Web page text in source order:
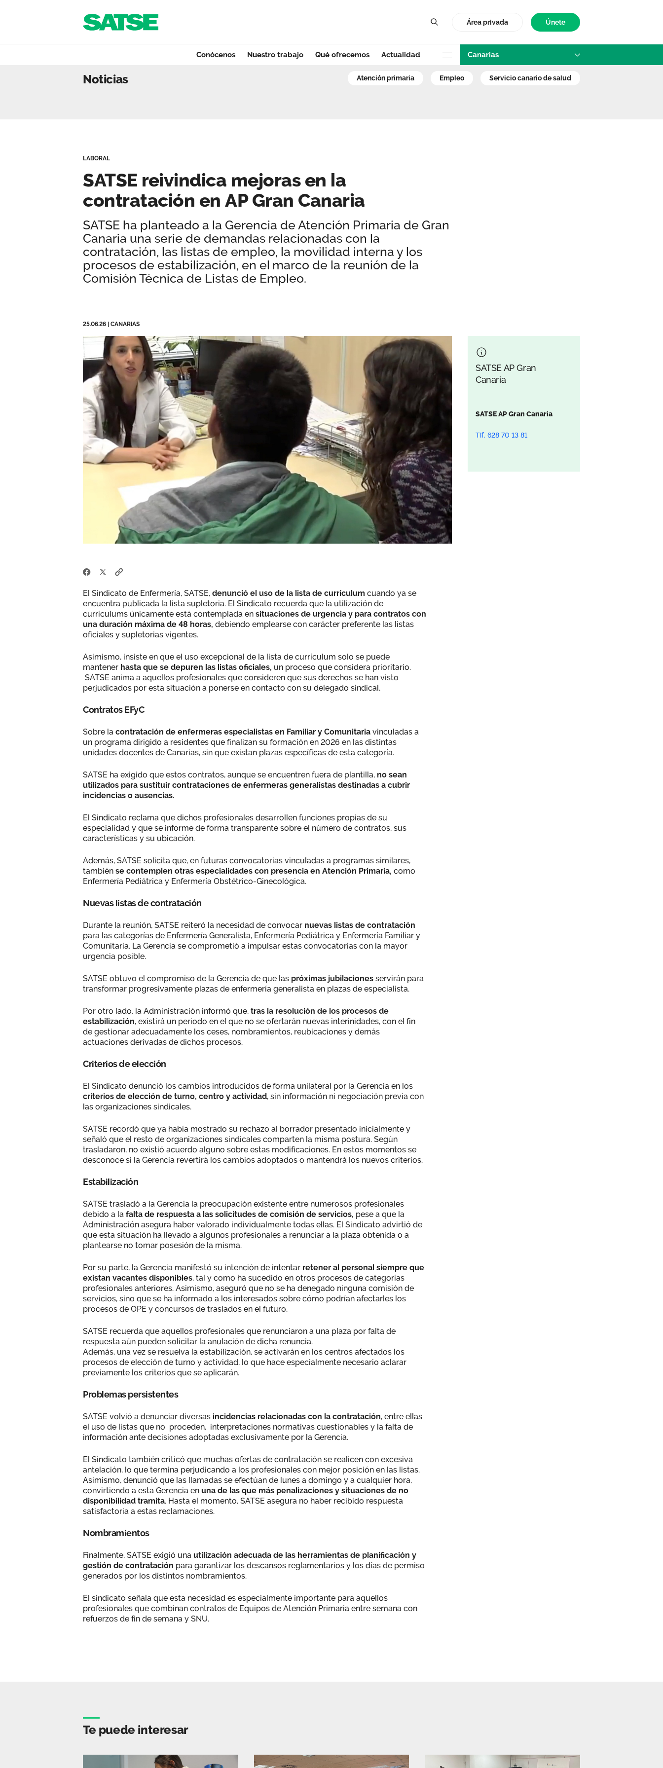
Navegación
Área privada
Únete
Conócenos Nuestro trabajo Qué ofrecemos Actualidad
Qué ofrecemos
Canarias
SATSE reivindica mejoras en la contratación en AP
Noticias atención primaria empleo servicio canario de salud
LABORAL
SATSE reivindica mejoras en la
contratación en AP Gran Canaria
SATSE ha planteado a la Gerencia de Atención Primaria de Gran
Canaria una serie de demandas relacionadas con la
contratación, las listas de empleo, la movilidad interna y los
procesos de estabilización, en el marco de la reunión de la
Comisión Técnica de Listas de Empleo.
25.06.26 CANARIAS
El Sindicato de Enfermería, SATSE, denunció el uso de la lista de currículum cuando ya se
encuentra publicada la lista supletoria. El Sindicato recuerda que la utilización de
currículums únicamente está contemplada en situaciones de urgencia y para contratos con
una duración máxima de 48 horas, debiendo emplearse con carácter preferente las listas
oficiales y supletorias vigentes.
Asimismo, insiste en que el uso excepcional de la lista de currículum solo se puede
mantener hasta que se depuren las listas oficiales, un proceso que considera prioritario.
SATSE anima a aquellos profesionales que consideren que sus derechos se han visto
perjudicados por esta situación a ponerse en contacto con su delegado sindical.
Contratos EFyC
Sobre la contratación de enfermeras especialistas en Familiar y Comunitaria vinculadas a
un programa dirigido a residentes que finalizan su formación en 2026 en las distintas
unidades docentes de Canarias, sin que existan plazas específicas de esta categoría.
SATSE ha exigido que estos contratos, aunque se encuentren fuera de plantilla, no sean
utilizados para sustituir contrataciones de enfermeras generalistas destinadas a cubrir
incidencias o ausencias.
El Sindicato reclama que dichos profesionales desarrollen funciones propias de su
especialidad y que se informe de forma transparente sobre el número de contratos, sus
características y su ubicación.
Además, SATSE solicita que, en futuras convocatorias vinculadas a programas similares,
también se contemplen otras especialidades con presencia en Atención Primaria, como
Enfermería Pediátrica y Enfermería Obstétrico-Ginecológica.
Nuevas listas de contratación
Durante la reunión, SATSE reiteró la necesidad de convocar nuevas listas de contratación
para las categorías de Enfermería Generalista, Enfermería Pediátrica y Enfermería Familiar y
Comunitaria. La Gerencia se comprometió a impulsar estas convocatorias con la mayor
urgencia posible.
SATSE obtuvo el compromiso de la Gerencia de que las próximas jubilaciones servirán para
transformar progresivamente plazas de enfermería generalista en plazas de especialista.
Por otro lado, la Administración informó que, tras la resolución de los procesos de
estabilización, existirá un periodo en el que no se ofertarán nuevas interinidades, con el fin
de gestionar adecuadamente los ceses, nombramientos, reubicaciones y demás
actuaciones derivadas de dichos procesos.
Criterios de elección
El Sindicato denunció los cambios introducidos de forma unilateral por la Gerencia en los
criterios de elección de turno, centro y actividad, sin información ni negociación previa con
las organizaciones sindicales.
SATSE recordó que ya había mostrado su rechazo al borrador presentado inicialmente y
señaló que el resto de organizaciones sindicales comparten la misma postura. Según
trasladaron, no existió acuerdo alguno sobre estas modificaciones. En estos momentos se
desconoce si la Gerencia revertirá los cambios adoptados o mantendrá los nuevos criterios.
Estabilización
SATSE trasladó a la Gerencia la preocupación existente entre numerosos profesionales
debido a la falta de respuesta a las solicitudes de comisión de servicios, pese a que la
Administración asegura haber valorado individualmente todas ellas. El Sindicato advirtió de
que esta situación ha llevado a algunos profesionales a renunciar a la plaza obtenida o a
plantearse no tomar posesión de la misma.
Por su parte, la Gerencia manifestó su intención de intentar retener al personal siempre que
existan vacantes disponibles, tal y como ha sucedido en otros procesos de categorías
profesionales anteriores. Asimismo, aseguró que no se ha denegado ninguna comisión de
servicios, sino que se ha informado a los interesados sobre cómo podrían afectarles los
procesos de OPE y concursos de traslados en el futuro.
SATSE recuerda que aquellos profesionales que renunciaron a una plaza por falta de
respuesta aún pueden solicitar la anulación de dicha renuncia.
Además, una vez se resuelva la estabilización, se activarán en los centros afectados los
procesos de elección de turno y actividad, lo que hace especialmente necesario aclarar
previamente los criterios que se aplicarán.
Problemas persistentes
SATSE volvió a denunciar diversas incidencias relacionadas con la contratación, entre ellas
el uso de listas que no proceden, interpretaciones normativas cuestionables y la falta de
información ante decisiones adoptadas exclusivamente por la Gerencia.
El Sindicato también criticó que muchas ofertas de contratación se realicen con excesiva
antelación, lo que termina perjudicando a los profesionales con mejor posición en las listas.
Asimismo, denunció que las llamadas se efectúan de lunes a domingo y a cualquier hora,
convirtiendo a esta Gerencia en una de las que más penalizaciones y situaciones de no
disponibilidad tramita. Hasta el momento, SATSE asegura no haber recibido respuesta
satisfactoria a estas reclamaciones.
Nombramientos
Finalmente, SATSE exigió una utilización adecuada de las herramientas de planificación y
gestión de contratación para garantizar los descansos reglamentarios y los días de permiso
generados por los distintos nombramientos.
El sindicato señala que esta necesidad es especialmente importante para aquellos
profesionales que combinan contratos de Equipos de Atención Primaria entre semana con
refuerzos de fin de semana y SNU.
SATSE AP Gran
Canaria
SATSE AP Gran Canaria
Tlf. 628 70 13 81
Te puede interesar